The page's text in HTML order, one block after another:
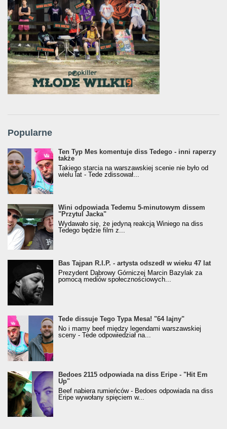
Popularne
Ten Typ Mes komentuje diss Tedego - inni raperzy
także
Takiego starcia na warszawskiej scenie nie było od
wielu lat - Tede zdissował...
Wini odpowiada Tedemu 5-minutowym dissem
"Przytul Jacka"
Wydawało się, że jedyną reakcją Winiego na diss
Tedego będzie film z...
Bas Tajpan R.I.P. - artysta odszedł w wieku 47 lat
Prezydent Dąbrowy Górniczej Marcin Bazylak za
pomocą mediów społecznościowych...
Tede dissuje Tego Typa Mesa! "64 lajny"
No i mamy beef między legendami warszawskiej
sceny - Tede odpowiedział na...
Bedoes 2115 odpowiada na diss Eripe - "Hit Em
Up"
Beef nabiera rumieńców - Bedoes odpowiada na diss
Eripe wywołany spięciem w...